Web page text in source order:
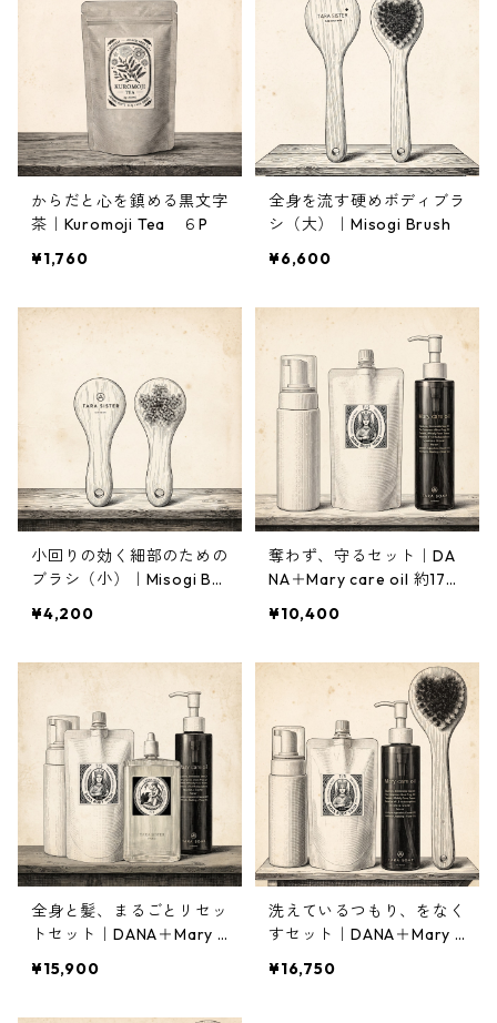
からだと心を鎮める黒文字
茶｜Kuromoji Tea ６P
¥1,760
全身を流す硬めボディブラ
シ（大）｜Misogi Brush
¥6,600
小回りの効く細部のための
ブラシ（小）｜Misogi Bru
¥4,200
奪わず、守るセット｜DA
NA＋Mary care oil 約17％
¥10,400
全身と髪、まるごとリセッ
トセット｜DANA＋Mary c
７％OFF 3,240円お得
¥15,900
洗えているつもり、をなく
すセット｜DANA＋Mary c
＋空ポンプ 約17%OFF 3,3
¥16,750